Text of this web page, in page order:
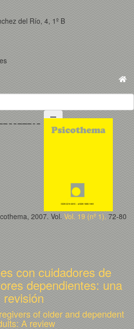
del Río, 4, 1º B
2007. Vol. Vol. 19 (nº 1). 72-80
con cuidadores de
dependientes: una
revisión
of older and dependent
A review